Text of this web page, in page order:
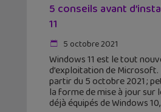
5 conseils avant
11
5 octobre 2021
Windows 11 est le tout
d’exploitation de
partir du 5 octobre 2021 ;
la forme de mise à jour sur
déjà équipés de Windows